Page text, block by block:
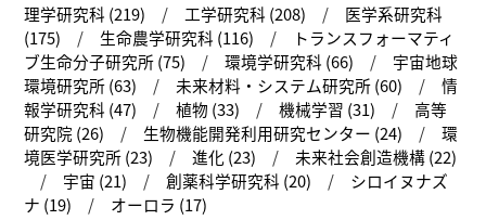
理学研究科 (219) 工学研究科 (208)
医学系研究科
(175)
生命農学研究科 (116)
トランスフォーマティ
ブ生命分子研究所 (75)
環境学研究科 (66)
宇宙地球
環境研究所 (63)
未来材料・システム研究所 (60)
情
報学研究科 (47)
植物 (33) 機械学習 (31)
高等
研究院 (26)
生物機能開発利用研究センター (24)
環
境医学研究所 (23)
進化 (23)
未来社会創造機構 (22)
宇宙 (21)
創薬科学研究科 (20)
シロイヌナズ
ナ (19)
オーロラ (17)